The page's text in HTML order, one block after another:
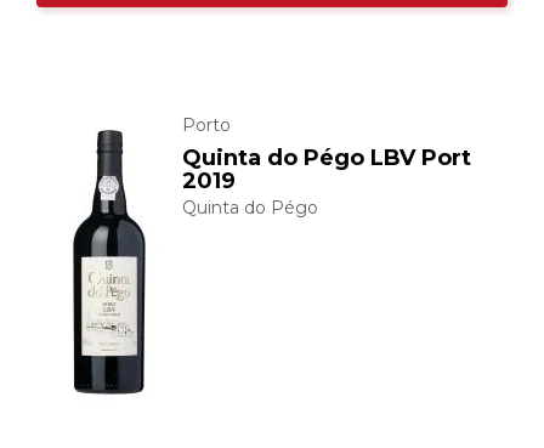
Porto
Quinta do Pégo LBV Port
2019
Quinta do Pégo